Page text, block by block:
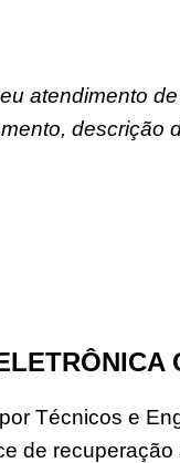
atendimento
descrição
Técnicos e
de